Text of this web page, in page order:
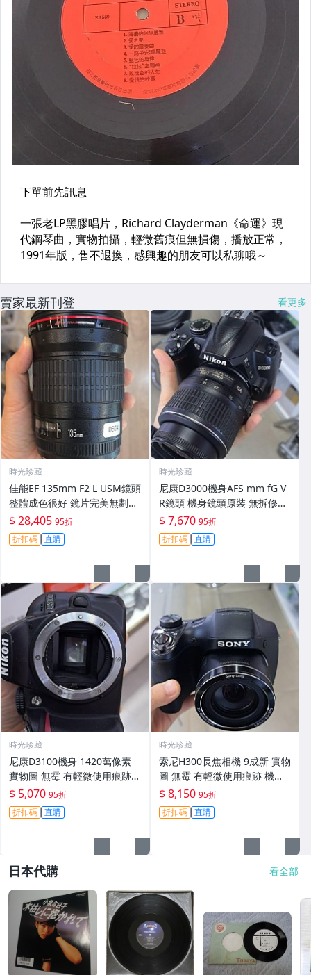
賣家最新刊登 看更多
時光珍藏
佳能EF 135mm F2 L USM鏡頭
整體成色很好 鏡片完美無劃痕
功能一切正常 無拆修無-3430
$ 28,405 95折
折扣碼 直購
時光珍藏
尼康D3000機身AFS mm fG V
R鏡頭 機身鏡頭原裝 無拆修無
翻新 有輕微使用痕跡 鏡頭-34
30
$ 7,670 95折
折扣碼 直購
時光珍藏
尼康D3100機身 1420萬像素
實物圖 無霉 有輕微使用痕跡
機身原裝 無拆修無翻新 臨-34
3
$ 5,070 95折
折扣碼 直購
時光珍藏
索尼H300長焦相機 9成新 實物
圖 無霉 有輕微使用痕跡 機身
鏡頭原裝 無拆修無翻新-3430
$ 8,150 95折
折扣碼 直購
日本代購 看全部